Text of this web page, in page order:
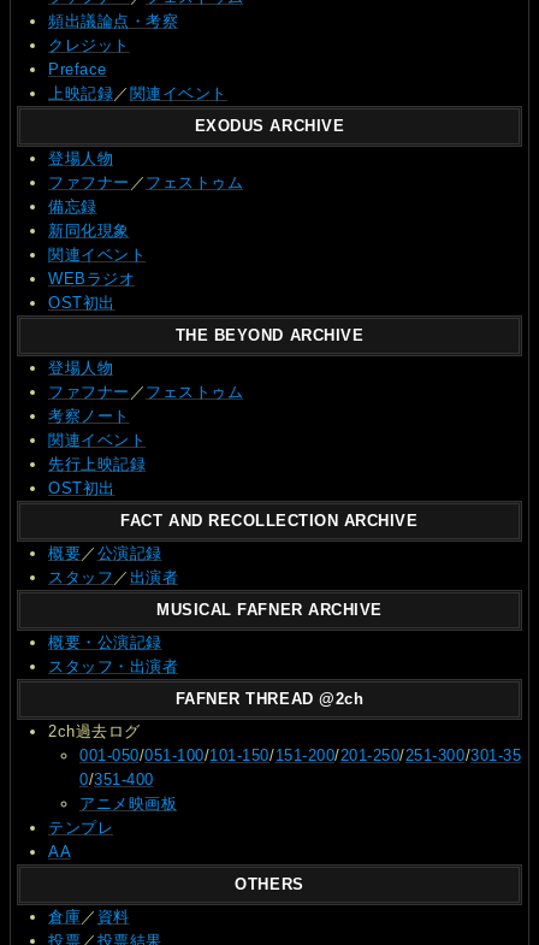
頻出議論点・考察
クレジット
Preface
上映記録 ／ 関連イベント
EXODUS ARCHIVE
登場人物
ファフナー ／ フェストゥム
備忘録
新同化現象
関連イベント
WEBラジオ
OST初出
THE BEYOND ARCHIVE
登場人物
ファフナー ／ フェストゥム
考察ノート
関連イベント
先行上映記録
OST初出
FACT AND RECOLLECTION ARCHIVE
概要 ／ 公演記録
スタッフ ／ 出演者
MUSICAL FAFNER ARCHIVE
概要・公演記録
スタッフ・出演者
FAFNER THREAD @2ch
2ch過去ログ
001-050/051-100/101-150/151-200/201-250/251-300/301-35
0/351-400
アニメ映画板
テンプレ
AA
OTHERS
倉庫 ／ 資料
投票 ／ 投票結果